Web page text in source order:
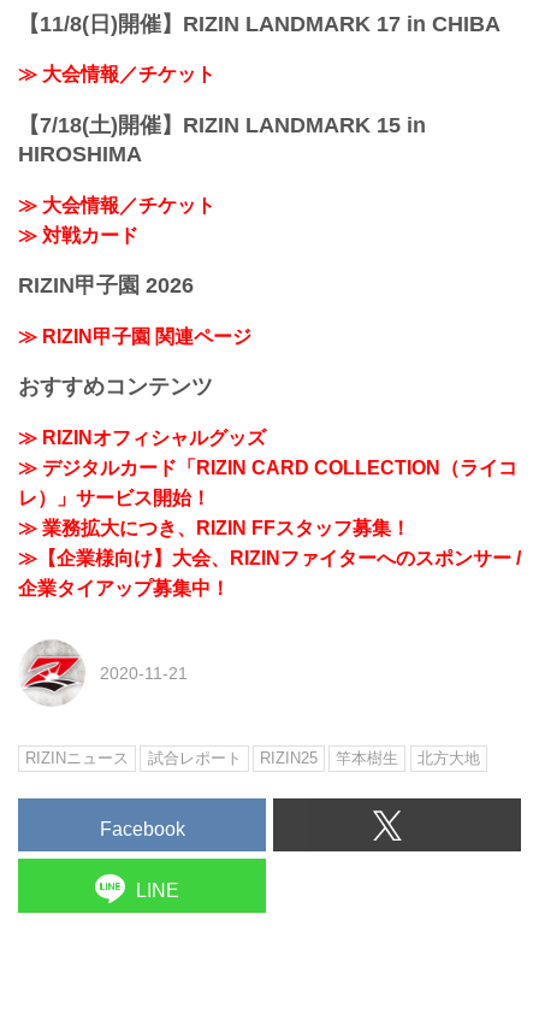
【11/8(日)開催】RIZIN LANDMARK 17 in CHIBA
≫ 大会情報／チケット
【7/18(土)開催】RIZIN LANDMARK 15 in
HIROSHIMA
≫ 大会情報／チケット
≫ 対戦カード
RIZIN甲子園 2026
≫ RIZIN甲子園 関連ページ
おすすめコンテンツ
≫ RIZINオフィシャルグッズ
≫ デジタルカード「RIZIN CARD COLLECTION（ライコ
レ）」サービス開始！
≫ 業務拡大につき、RIZIN FFスタッフ募集！
≫【企業様向け】大会、RIZINファイターへのスポンサー /
企業タイアップ募集中！
2020-11-21
RIZINニュース 試合レポート RIZIN25 竿本樹生 北方大地
Facebook
LINE